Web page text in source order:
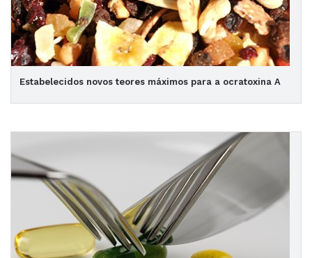
Estabelecidos novos teores máximos para a ocratoxina A